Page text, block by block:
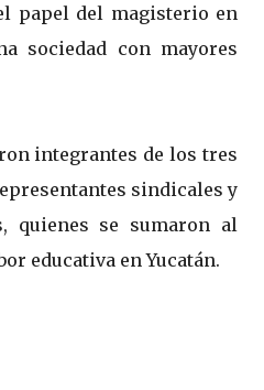
papel del magisterio en
sociedad con mayores
integrantes de los tres
sindicales y
quienes se sumaron al
educativa en Yucatán.